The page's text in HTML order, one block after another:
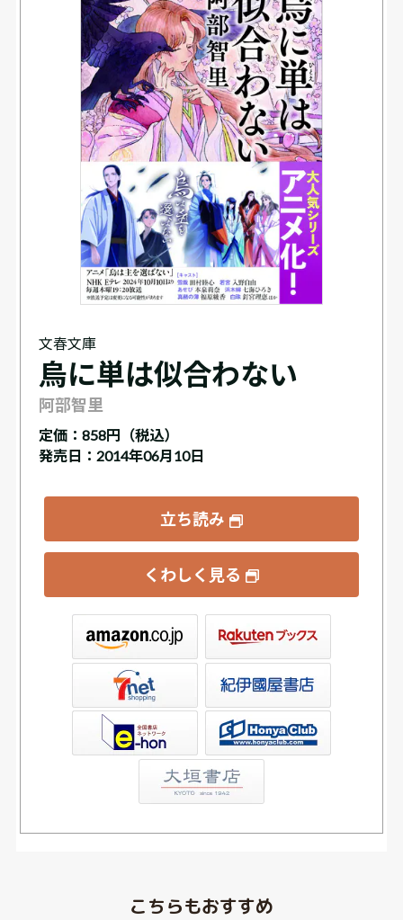
文春文庫
烏に単は似合わない
阿部智里
定価： 858円（税込）
発売日：2014年06月10日
立ち読み
くわしく見る
書店ウェブストア
こちらもおすすめ